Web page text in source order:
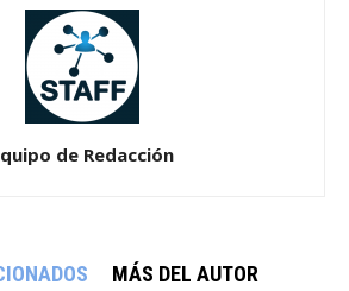
de Redacción
MÁS DEL AUTOR